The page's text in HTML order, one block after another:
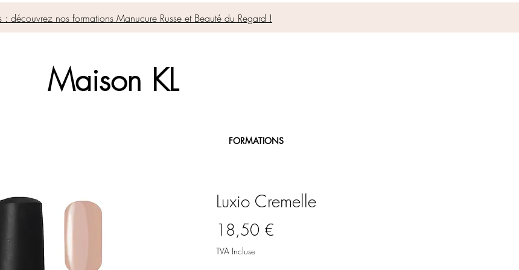
: découvrez nos formations Manucure Russe et Beauté du Regard !
Maison KL
FORMATIONS
Luxio Cremelle
18,50 €
TVA Incluse